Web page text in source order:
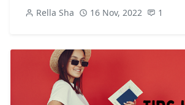
Rella Sha 16 Nov, 2022 1